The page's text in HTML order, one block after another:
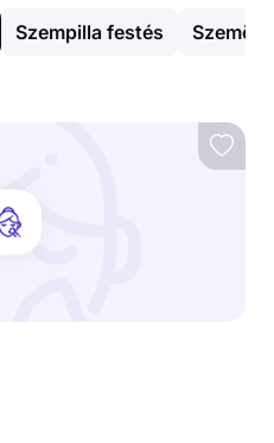
Szempilla festés